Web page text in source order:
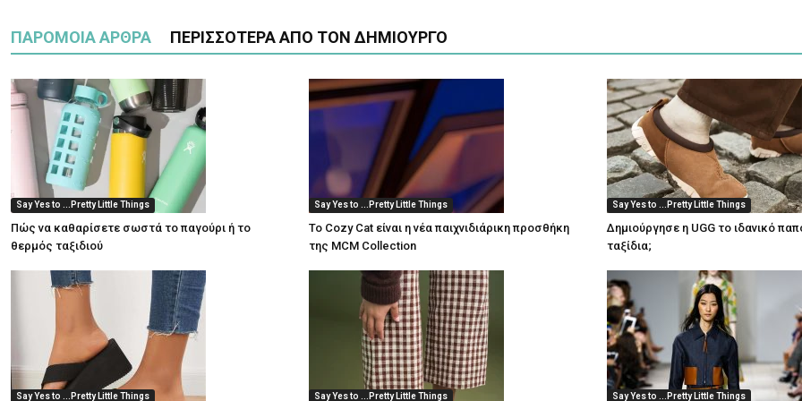
ΠΑΡΟΜΟΙΑ ΑΡΘΡΑ ΠΕΡΙΣΣΟΤΕΡΑ ΑΠΟ ΤΟΝ ΔΗΜΙΟΥΡΓΟ
Say Yes to ...Pretty Little Things
Πώς να καθαρίσετε σωστά το παγούρι ή το
θερμός ταξιδιού
Say Yes to ...Pretty Little Things
Το Cozy Cat είναι η νέα παιχνιδιάρικη προσθήκη
της MCM Collection
Say Yes to ...Pretty Little Things
Δημιούργησε η UGG το ιδανικό
ταξίδια;
Say Yes to ...Pretty Little Things Say Yes to ...Pretty Little Things Say Yes to ...Pretty Little Things